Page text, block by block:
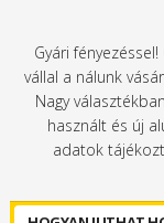
Gyári
vállal a nálunk
Nagy
használt és új
adatok